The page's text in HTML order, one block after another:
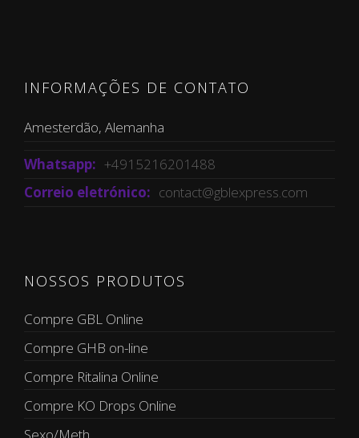
INFORMAÇÕES DE CONTATO
Amesterdão, Alemanha
Whatsapp: +4915216201488
Correio eletrónico: contact@gblexpress.com
NOSSOS PRODUTOS
Compre GBL Online
Compre GHB on-line
Compre Ritalina Online
Compre KO Drops Online